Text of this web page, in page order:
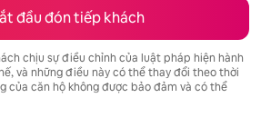
đầu đón tiếp khách
chịu sự điều chỉnh của luật pháp hiện hành
và những điều này có thể thay đổi theo thời
của căn hộ không được bảo đảm và có thể